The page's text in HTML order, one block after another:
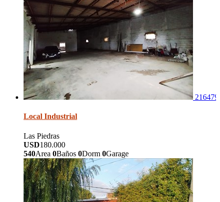
216479
Local Industrial
Las Piedras
USD180.000
540Area 0Baños 0Dorm 0Garage